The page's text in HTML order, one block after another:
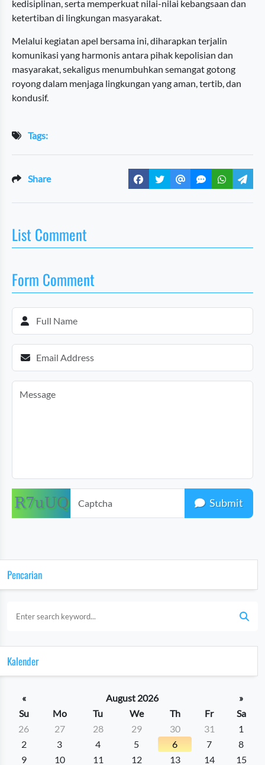
kedisiplinan, serta memperkuat nilai-nilai kebangsaan dan
ketertiban di lingkungan masyarakat.
Melalui kegiatan apel bersama ini, diharapkan terjalin
komunikasi yang harmonis antara pihak kepolisian dan
masyarakat, sekaligus menumbuhkan semangat gotong
royong dalam menjaga lingkungan yang aman, tertib, dan
kondusif.
Tags:
Share
List Comment
Form Comment
Submit
Pencarian
Kalender
« August 2026
»
Su
Mo Tu We Th Fr
Sa
26
27 28 29 30 31
1
2
3 4 5 6 7
8
9
10 11 12 13 14 15